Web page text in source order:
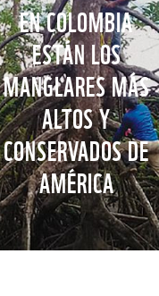
EN COLOMBIA
ESTÁN LOS
MANGLARES MÁS
ALTOS Y
CONSERVADOS DE
AMÉRICA